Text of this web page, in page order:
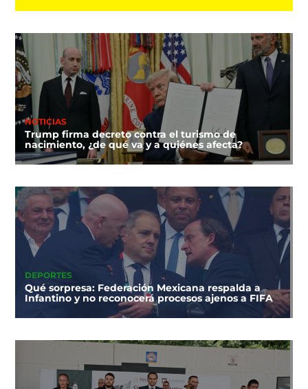
NOTICIAS
Trump firma decreto contra el turismo de
nacimiento, ¿de qué va y a quiénes afecta?
DEPORTES
Qué sorpresa: Federación Mexicana respalda a
Infantino y no reconocerá procesos ajenos a FIFA